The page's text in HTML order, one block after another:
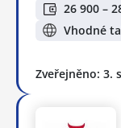
26 900 –
Vhodné
Zveřejněno: 3.